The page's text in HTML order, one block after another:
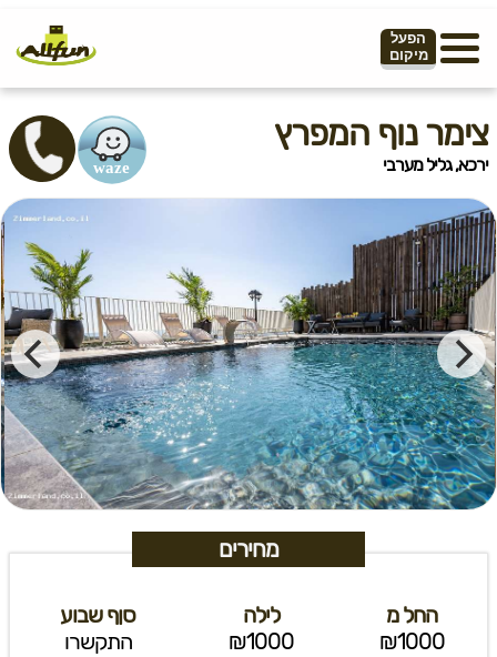
הפעל
מיקום
צימר נוף המפרץ
ירכא, גליל מערבי
מחירים
החל מ
₪1000
לילה
₪1000
סןף שבוע
התקשרו